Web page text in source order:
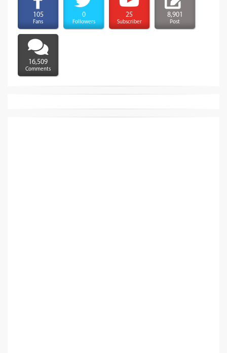
105
Fans
0
Followers
25
Subscriber
8,901
Post
16,509
Comments